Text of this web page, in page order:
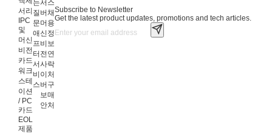
서리
IPC
및
머신
비전
카드
워크
스테
이션
/ PC
카드
EOL
제품
는
질
문
애
프
터
서
비
스
서
버
머
신
비
전
사
이
버
보
안
스
채
용
정
보
연
락
처
구
매
처
Subscribe to Newsletter
Get the latest product updates, promotions and tech articles.